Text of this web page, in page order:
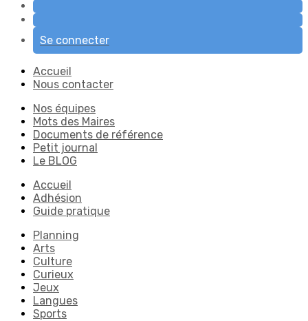
Se connecter
Accueil
Nous contacter
Nos équipes
Mots des Maires
Documents de référence
Petit journal
Le BLOG
Accueil
Adhésion
Guide pratique
Planning
Arts
Culture
Curieux
Jeux
Langues
Sports